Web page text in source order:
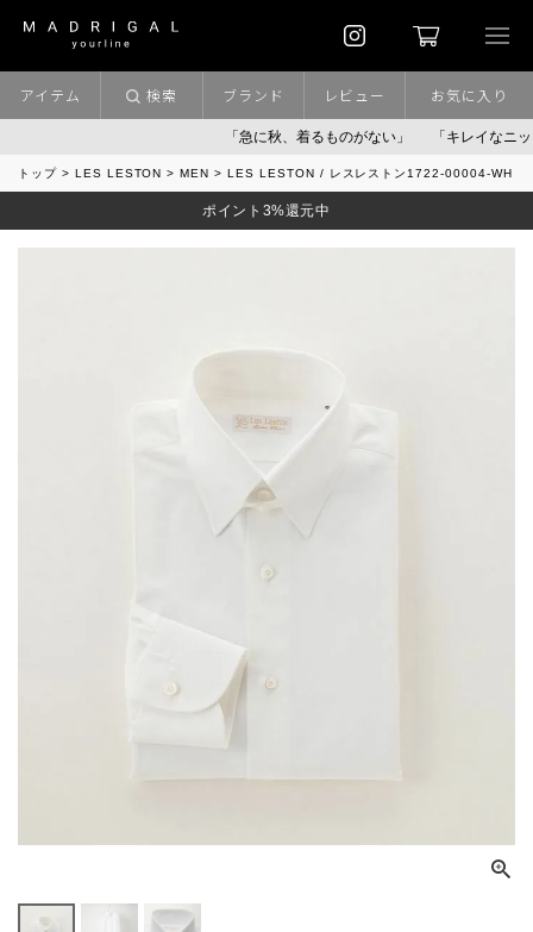
「急に秋、着るものがない」 「キレイなニット」
アイテム 検索 ブランド レビュー お気に入り
トップ LES LESTON MEN LES LESTON / レスレストン1722-00004-WH
ポイント3%還元中